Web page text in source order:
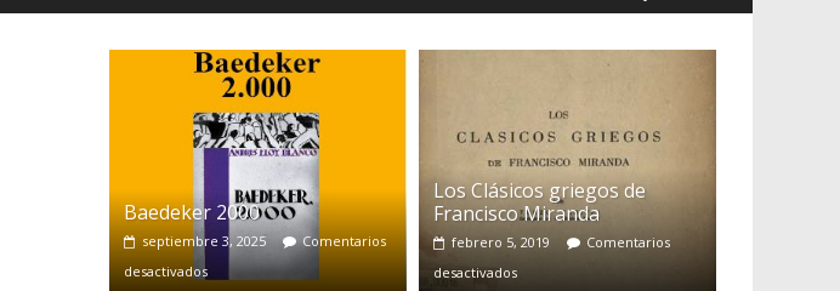
Baedeker 2000
septiembre 3, 2025
Comentarios
desactivados
Los Clásicos griegos de
Francisco Miranda
febrero 5, 2019
Comentarios
desactivados